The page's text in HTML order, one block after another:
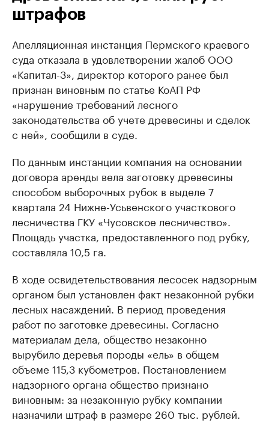
штрафов
Апелляционная инстанция Пермского краевого
суда отказала в удовлетворении жалоб ООО
«Капитал-3», директор которого ранее был
признан виновным по статье КоАП РФ
«нарушение требований лесного
законодательства об учете древесины и сделок
с ней», сообщили в суде.
По данным инстанции компания на основании
договора аренды вела заготовку древесины
способом выборочных рубок в выделе 7
квартала 24 Нижне-Усьвенского участкового
лесничества ГКУ «Чусовское лесничество».
Площадь участка, предоставленного под рубку,
составляла 10,5 га.
В ходе освидетельствования лесосек надзорным
органом был установлен факт незаконной рубки
лесных насаждений. В период проведения
работ по заготовке древесины. Согласно
материалам дела, общество незаконно
вырубило деревья породы «ель» в общем
объеме 115,3 кубометров. Постановлением
надзорного органа общество признано
виновным: за незаконную рубку компании
назначили штраф в размере 260 тыс. рублей.